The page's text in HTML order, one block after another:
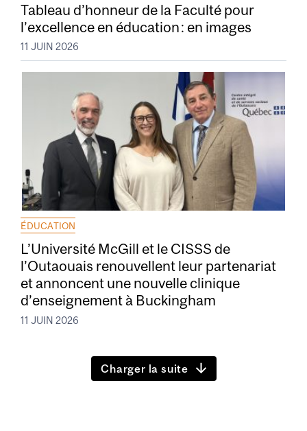
Tableau d’honneur de la Faculté pour
l’excellence en éducation : en images
11 JUIN 2026
ÉDUCATION
L’Université McGill et le CISSS de
l’Outaouais renouvellent leur partenariat
et annoncent une nouvelle clinique
d’enseignement à Buckingham
11 JUIN 2026
Charger la suite